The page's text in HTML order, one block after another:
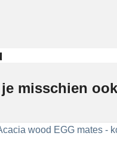
misschien